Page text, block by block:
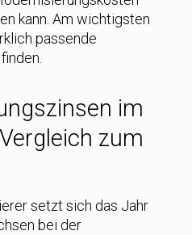
kann. Am wichtigsten
passende
im
zum
setzt sich das Jahr
bei der